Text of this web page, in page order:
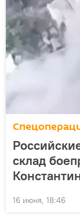
склад
16 июня, 18:46